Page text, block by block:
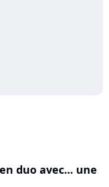
duo avec... une